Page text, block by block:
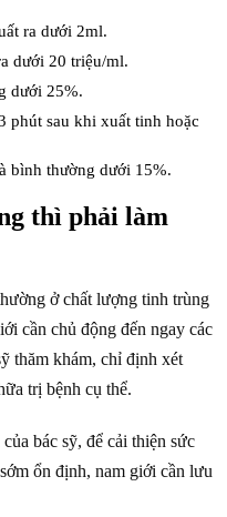
ra dưới 2ml.
dưới 20 triệu/ml.
dưới 25%.
phút sau khi xuất tinh hoặc
bình thường dưới 15%.
thì phải làm
ở chất lượng tinh trùng
cần chủ động đến ngay các
thăm khám, chỉ định xét
trị bệnh cụ thể.
bác sỹ, để cải thiện sức
ổn định, nam giới cần lưu